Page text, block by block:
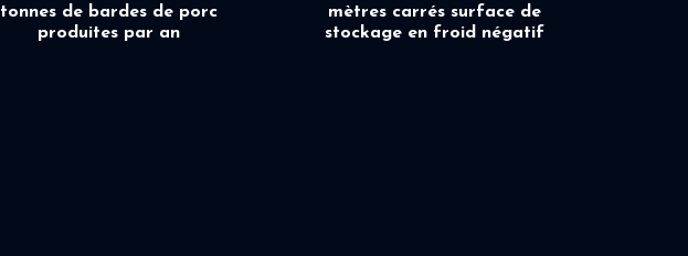
tonnes de bardes de porc
produites par an
mètres carrés surface de
stockage en froid négatif